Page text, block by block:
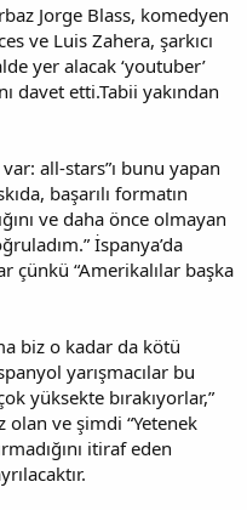
Jorge Blass, komedyen
ve Luis Zahera, şarkıcı
yer alacak ‘youtuber’
davet etti.Tabii yakından
all-stars”ı bunu yapan
başarılı formatın
ve daha önce olmayan
İspanya’da
çünkü “Amerikalılar başka
biz o kadar da kötü
yarışmacılar bu
yüksekte bırakıyorlar,”
olan ve şimdi “Yetenek
itiraf eden